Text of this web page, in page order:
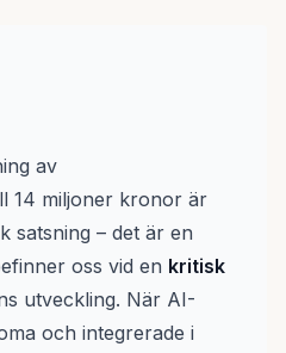
av
14 miljoner kronor är
satsning – det är en
oss vid en kritisk
utveckling. När AI-
och integrerade i